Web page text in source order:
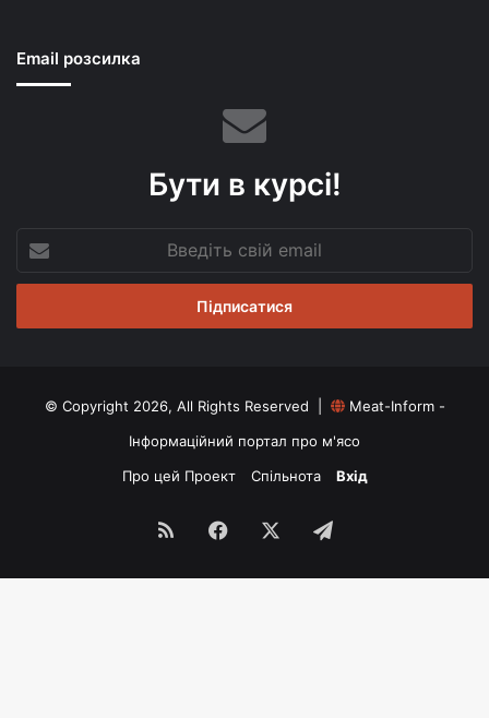
Email розсилка
Бути в курсі!
свій
email
© Copyright 2026, All Rights Reserved |
Meat-Inform -
Інформаційний портал про м'ясо
Про цей Проект
Спільнота Вхід
RSS Facebook